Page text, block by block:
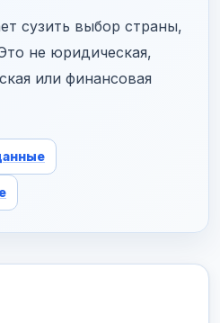
сузить выбор страны,
не юридическая,
или финансовая